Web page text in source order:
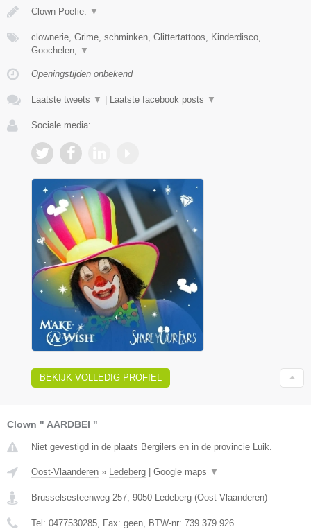
Clown Poefie: ▼
clownerie, Grime, schminken, Glittertattoos, Kinderdisco,
Goochelen,
▼
Openingstijden onbekend
Laatste tweets ▼ | Laatste facebook posts ▼
Sociale media:
BEKIJK VOLLEDIG PROFIEL
Clown " AARDBEI "
Niet gevestigd in de plaats Bergilers en in de provincie Luik.
Oost-Vlaanderen » Ledeberg | Google maps ▼
Brusselsesteenweg 257 9050 Ledeberg (Oost-Vlaanderen)
Tel: 0477530285 , Fax: geen , BTW-nr: 739.379.926